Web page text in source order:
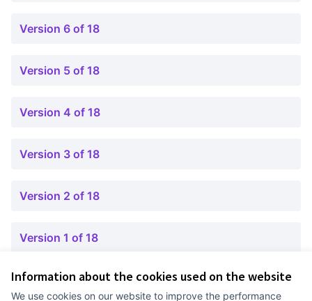
Information about the cookies used on the website
We use cookies on our website to improve the performance
Version 6 of 18
Version 5 of 18
Version 4 of 18
Version 3 of 18
Version 2 of 18
Version 1 of 18